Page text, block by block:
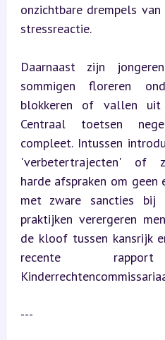
onzichtbare drempels
stressreactie.
Daarnaast zijn
sommigen floreren
blokkeren of vallen
Centraal toetsen
compleet. Intussen
'verbetertrajecten' of
harde afspraken om
met zware sancties bij
praktijken verergeren
de kloof tussen kansrijk
recente
---